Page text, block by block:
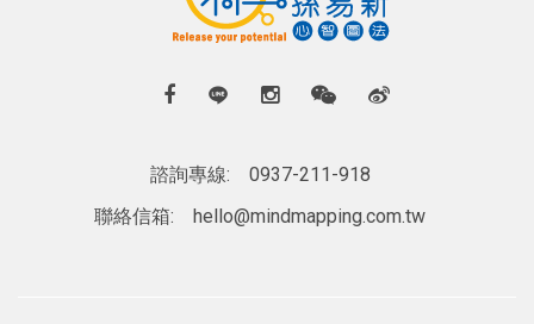
諮詢專線:
0937-211-918
聯絡信箱:
hello@mindmapping.com.tw